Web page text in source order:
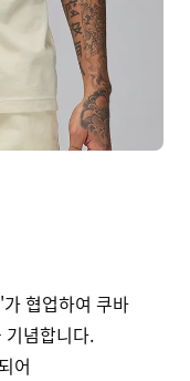
협업하여 쿠바
기념합니다.
어